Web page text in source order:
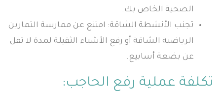
الصحية الخاص بك.
تجنب الأنشطة الشاقة: امتنع عن ممارسة التمارين
الرياضية الشاقة أو رفع الأشياء الثقيلة لمدة لا تقل
عن بضعة أسابيع.
تكلفة عملية رفع الحاجب: